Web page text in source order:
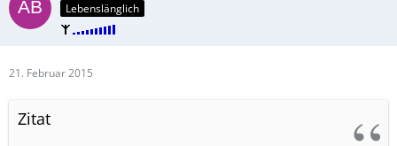
Lebenslänglich
21. Februar 2015
Zitat